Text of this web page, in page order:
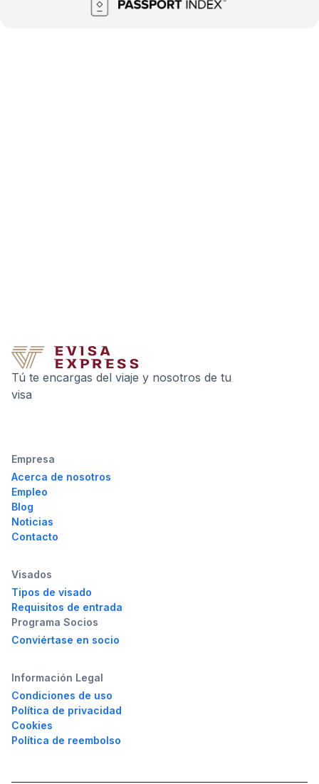
Tú te encargas del viaje y nosotros de tu
visa
Empresa
Acerca de nosotros
Empleo
Blog
Noticias
Contacto
Visados
Tipos de visado
Requisitos de entrada
Programa Socios
Conviértase en socio
Información Legal
Condiciones de uso
Política de privacidad
Cookies
Política de reembolso